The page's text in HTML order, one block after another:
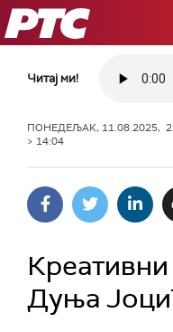
РТС
Читај ми!
ПОНЕДЕЉАК, 11.08.2025,
> 14:04
Дуња